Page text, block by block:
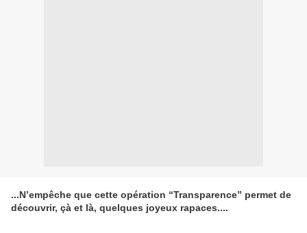
...N’empêche que cette opération “Transparence” permet de
découvrir, çà et là, quelques joyeux rapaces....